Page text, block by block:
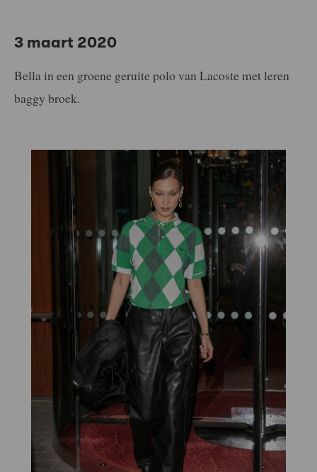
3 maart 2020
Bella in een groene geruite polo van Lacoste met leren
baggy broek.